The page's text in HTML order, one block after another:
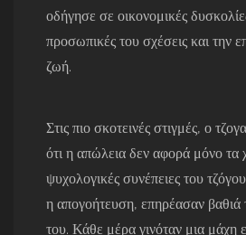
οδήγησε σε οικονομικές
προσωπικές του σχέσεις και την
ζωή.
Στις πιο σκοτεινές στιγμές, ο
ότι η απώλεια δεν αφορά μόνο τα
ψυχολογικές συνέπειες του
η απογοήτευση, επηρέασαν βαθιά
του. Κάθε μέρα γινόταν μια μάχη